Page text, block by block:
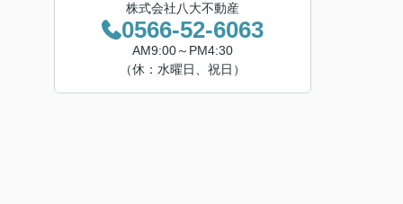
株式会社八大不動産
0566-52-6063
AM9:00～PM4:30
（休：水曜日、祝日）